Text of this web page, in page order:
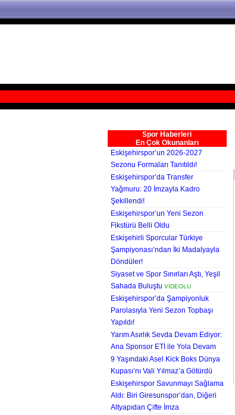
Spor Haberleri
En Çok Okunanları
Eskişehirspor’un 2026-2027
Sezonu Formaları Tanıtıldı!
Eskişehirspor’da Transfer
Yağmuru: 20 İmzayla Kadro
Şekillendi!
Eskişehirspor’un Yeni Sezon
Fikstürü Belli Oldu
Eskişehirli Sporcular Türkiye
Şampiyonası’ndan İki Madalyayla
Döndüler!
Siyaset ve Spor Sınırları Aştı, Yeşil
Sahada Buluştu VİDEOLU
Eskişehirspor’da Şampiyonluk
Parolasıyla Yeni Sezon Topbaşı
Yapıldı!
Yarım Asırlık Sevda Devam Ediyor:
Ana Sponsor ETİ ile Yola Devam
9 Yaşındaki Asel Kick Boks Dünya
Kupası’nı Vali Yılmaz’a Götürdü
Eskişehirspor Savunmayı Sağlama
Aldı: Biri Giresunspor’dan, Diğeri
Altyapıdan Çifte İmza